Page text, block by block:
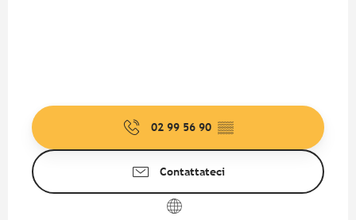
02 99 56 90 ▒▒
Contattateci